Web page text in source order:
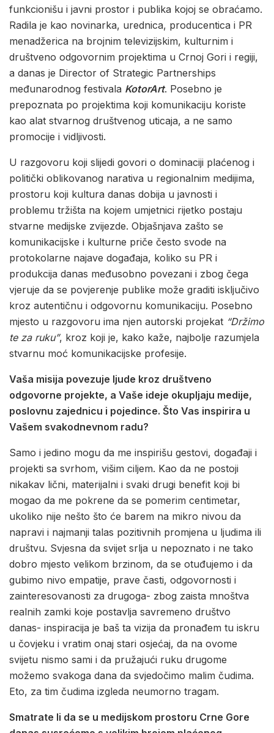
funkcionišu i javni prostor i publika kojoj se obraćamo.
Radila je kao novinarka, urednica, producentica i PR
menadžerica na brojnim televizijskim, kulturnim i
društveno odgovornim projektima u Crnoj Gori i regiji,
a danas je Director of Strategic Partnerships
međunarodnog festivala KotorArt. Posebno je
prepoznata po projektima koji komunikaciju koriste
kao alat stvarnog društvenog uticaja, a ne samo
promocije i vidljivosti.
U razgovoru koji slijedi govori o dominaciji plaćenog i
politički oblikovanog narativa u regionalnim medijima,
prostoru koji kultura danas dobija u javnosti i
problemu tržišta na kojem umjetnici rijetko postaju
stvarne medijske zvijezde. Objašnjava zašto se
komunikacijske i kulturne priče često svode na
protokolarne najave događaja, koliko su PR i
produkcija danas međusobno povezani i zbog čega
vjeruje da se povjerenje publike može graditi isključivo
kroz autentičnu i odgovornu komunikaciju. Posebno
mjesto u razgovoru ima njen autorski projekat “Držimo
te za ruku”, kroz koji je, kako kaže, najbolje razumjela
stvarnu moć komunikacijske profesije.
Vaša misija povezuje ljude kroz društveno
odgovorne projekte, a Vaše ideje okupljaju medije,
poslovnu zajednicu i pojedince. Što Vas inspirira u
Vašem svakodnevnom radu?
Samo i jedino mogu da me inspirišu gestovi, događaji i
projekti sa svrhom, višim ciljem. Kao da ne postoji
nikakav lični, materijalni i svaki drugi benefit koji bi
mogao da me pokrene da se pomerim centimetar,
ukoliko nije nešto što će barem na mikro nivou da
napravi i najmanji talas pozitivnih promjena u ljudima ili
društvu. Svjesna da svijet srlja u nepoznato i ne tako
dobro mjesto velikom brzinom, da se otuđujemo i da
gubimo nivo empatije, prave časti, odgovornosti i
zainteresovanosti za drugoga- zbog zaista mnoštva
realnih zamki koje postavlja savremeno društvo
danas- inspiracija je baš ta vizija da pronađem tu iskru
u čovjeku i vratim onaj stari osjećaj, da na ovome
svijetu nismo sami i da pružajući ruku drugome
možemo svakoga dana da svjedočimo malim čudima.
Eto, za tim čudima izgleda neumorno tragam.
Smatrate li da se u medijskom prostoru Crne Gore